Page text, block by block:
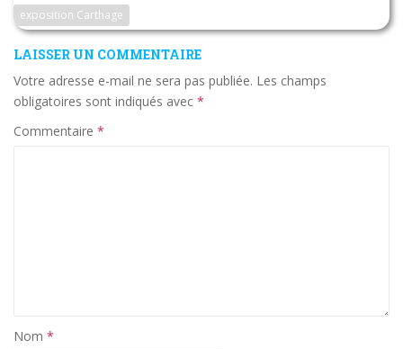
exposition Carthage
LAISSER UN COMMENTAIRE
Votre adresse e-mail ne sera pas publiée. Les champs
obligatoires sont indiqués avec *
Commentaire *
Nom *